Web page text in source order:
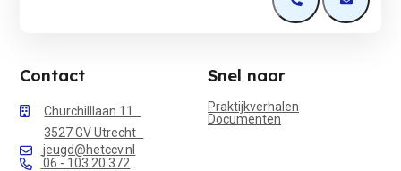
Open deOpen de
Contact
Churchilllaan 11
3527 GV Utrecht
jeugd@hetccv.nl
06 - 103 20 372
Snel naar
Praktijkverhalen
Documenten